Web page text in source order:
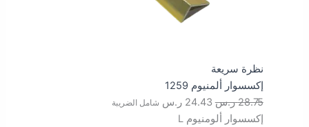
نظرة سريعة
إكسسوار ألمنيوم 1259
28.75 ر.س 24.43 ر.س شامل الضريبة
إكسسوار ألومنيوم L